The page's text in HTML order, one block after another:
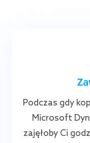
Podczas gdy
Microsoft
zajęłoby Ci